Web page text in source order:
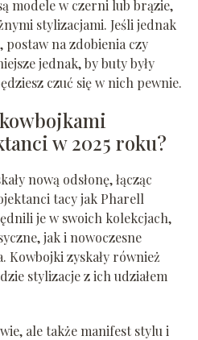
modele w czerni lub brązie,
stylizacjami. Jeśli jednak
na zdobienia czy
jednak, by buty były
czuć się w nich pewnie.
w 2025 roku?
nową odsłonę, łącząc
tacy jak Pharell
je w swoich kolekcjach,
jak i nowoczesne
zyskały również
stylizacje z ich udziałem
ale także manifest stylu i